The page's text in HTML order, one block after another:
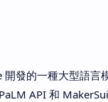
開發的一種大型語言
API 和